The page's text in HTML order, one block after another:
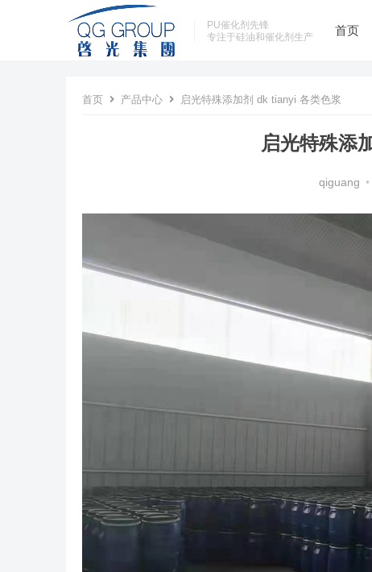
PU催化剂先锋
专注于硅油和催化剂生产
首页
首页 产品中心 启光特殊添加剂 dk tianyi 各类色浆
启光特殊添
qiguang •